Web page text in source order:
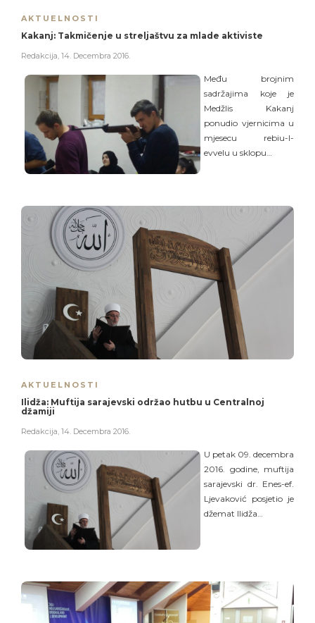
AKTUELNOSTI
Kakanj: Takmičenje u streljaštvu za mlade aktiviste
Redakcija, 14. Decembra 2016.
Među brojnim
sadržajima koje je
Medžlis Kakanj
ponudio vjernicima u
mjesecu rebiu-l-
evvelu u sklopu…
AKTUELNOSTI
Ilidža: Muftija sarajevski održao hutbu u Centralnoj
džamiji
Redakcija, 14. Decembra 2016.
U petak 09. decembra
2016. godine, muftija
sarajevski dr. Enes-ef.
Ljevaković posjetio je
džemat Ilidža…